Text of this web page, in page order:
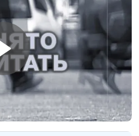
здоровья нации»
Юлия Синицына,
Сергей Смирнов,
представитель
общероссийской
общественной
организации «Лига
здоровья нации»
#464